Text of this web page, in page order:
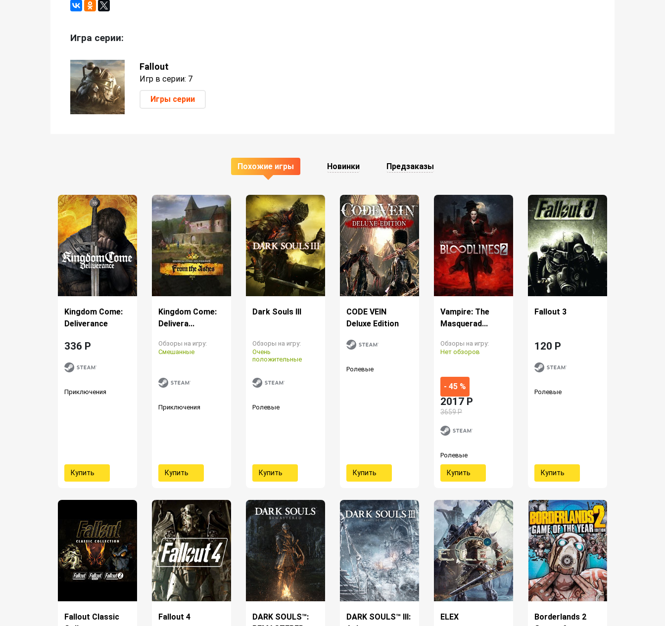
Игра серии:
Fallout
Игр в серии: 7
Игры серии
Похожие игры Новинки Предзаказы
Kingdom Come:
Deliverance
336 P
Приключения
Купить
Kingdom Come:
Delivera...
Обзоры на игру:
Смешанные
Приключения
Купить
Dark Souls III
Обзоры на игру:
Очень
положительные
Ролевые
Купить
CODE VEIN
Deluxe Edition
Ролевые
Купить
Vampire: The
Masquerad...
Обзоры на игру:
Нет обзоров
- 45 %
2017 P
3659 Р
Ролевые
Купить
Fallout 3
120 P
Ролевые
Купить
Fallout Classic
Fallout 4
DARK SOULS™:
DARK SOULS™ III:
ELEX
Borderlands 2